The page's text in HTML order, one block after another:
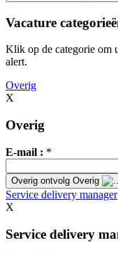
Vacature
Klik op de categorie om
alert.
Overig
X
Overig
E-mail : *
Overig ontvolg Overig
Service delivery manager
X
Service delivery